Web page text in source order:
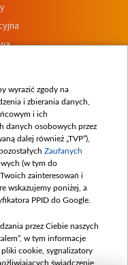
wyrazić zgody na
i zbierania danych,
i ich
danych osobowych przez
dalej również „TVP”),
Zaufanych
(w tym do
zainteresowań i
wskazujemy poniżej, a
PPID do Google.
przez Ciebie naszych
w tym informacje
cookie, sygnalizatory
świadczenie